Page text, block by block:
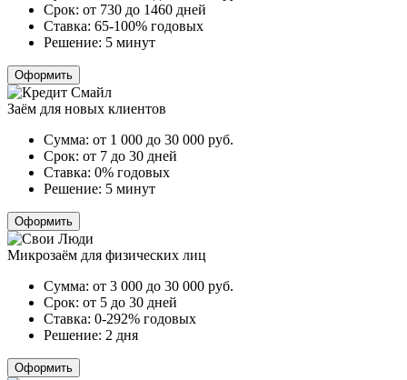
Срок: от 730 до 1460 дней
Ставка: 65-100% годовых
Решение: 5 минут
Оформить
Заём для новых клиентов
Сумма: от 1 000 до 30 000 руб.
Срок: от 7 до 30 дней
Ставка: 0% годовых
Решение: 5 минут
Оформить
Микрозаём для физических лиц
Сумма: от 3 000 до 30 000 руб.
Срок: от 5 до 30 дней
Ставка: 0-292% годовых
Решение: 2 дня
Оформить